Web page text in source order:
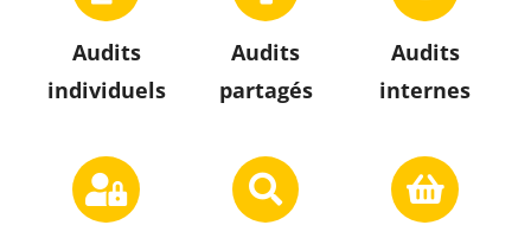
Audits
individuels
Audits
partagés
Audits
internes